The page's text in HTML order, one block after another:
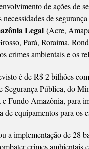
de ações de
de
Legal (Acre,
Pará, Roraima,
crimes ambientais e os
é de R$ 2 bilhões
Segurança Pública, do
e Fundo Amazônia, para
de equipamentos para os
a implementação de 28